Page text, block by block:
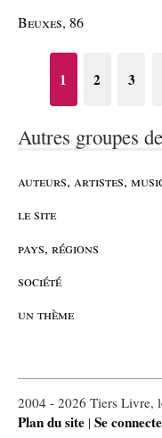
Beuxes, 86
1 2 3
Autres groupes
auteurs, artistes,
le site
pays, régions
société
un thème
2004 - 2026 Tiers Livre,
Plan du site | Se